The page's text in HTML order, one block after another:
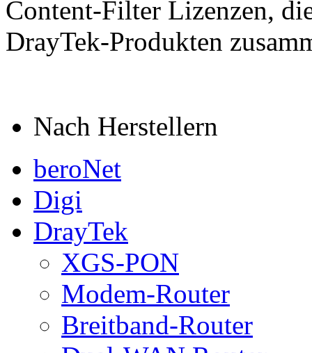
Content-Filter Lizenzen,
DrayTek-Produkten
Nach Herstellern
beroNet
Digi
DrayTek
XGS-PON
Modem-Router
Breitband-Router